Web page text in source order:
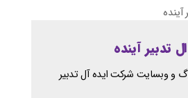
تدبیر آینده
و وبسایت شرکت ایده آل تدبیر